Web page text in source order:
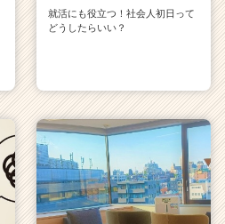
就活にも役立つ！社会人初日って
どうしたらいい？